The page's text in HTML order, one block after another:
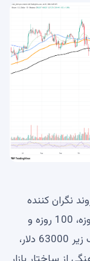
نگران کننده
ترین پیشرفت است. میانگین متحرک 50 روزه، 100 روزه و
200 روزه بیت کوین در حال حاضر به ترتیب زیر 63000 دلار،